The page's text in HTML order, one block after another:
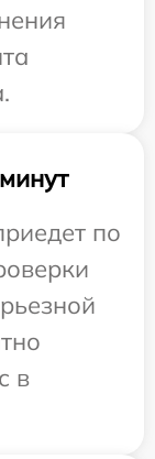
по
в